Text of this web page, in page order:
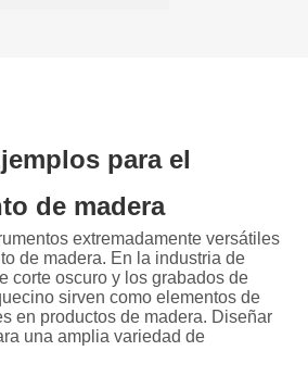
para el
de madera
extremadamente versátiles
de madera. En la industria de
corte oscuro y los grabados de
sirven como elementos de
en productos de madera. Diseñar
una amplia variedad de